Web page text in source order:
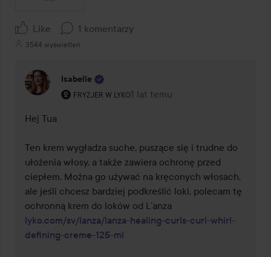
Like 1 komentarzy
3544 wyświetleń
Isabelle
FRYZJER W LYKO
Rola użytkownika: Fryzjer w Lyko.
1 lat temu
Komentarz został dodany 1 lat
Hej Tua
Ten krem wygładza suche, puszące się i trudne do
ułożenia włosy, a także zawiera ochronę przed
ciepłem. Można go używać na kręconych włosach,
ale jeśli chcesz bardziej podkreślić loki, polecam tę
lyko.com/sv/lanza/lanza-healing-curls-curl-whirl-
defining-creme-125-ml